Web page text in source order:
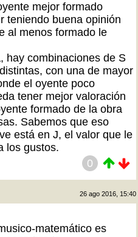
mejor formado
teniendo buena opinión
al menos formado le
hay combinaciones de S
con una de mayor
el oyente poco
tener mejor valoración
formado de la obra
Sabemos que eso
está en J, el valor que le
los gustos.
0
26 ago 2016, 15:40
matemático es